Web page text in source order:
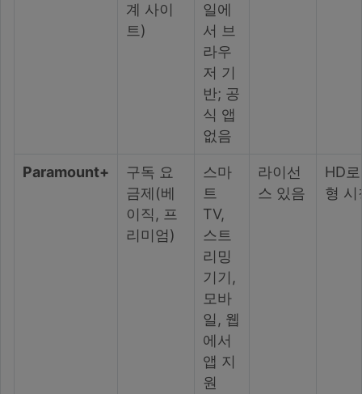
계 사이
트)
일에
서 브
라우
저 기
반; 공
식 앱
없음
Paramount+
구독 요
금제(베
이직, 프
리미엄)
스마
트
TV,
스트
리밍
기기,
모바
일, 웹
에서
앱 지
원
라이선
스 있음
HD
형 시